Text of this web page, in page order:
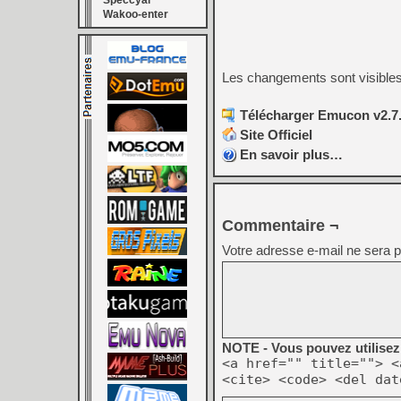
Wakoo-enter
Les changements sont visibles
Télécharger Emucon
Site Officiel
En savoir plus…
Commentaire ¬
Votre adresse e-mail ne sera
NOTE - Vous pouvez
<a href="" title="">
<cite> <code> <del